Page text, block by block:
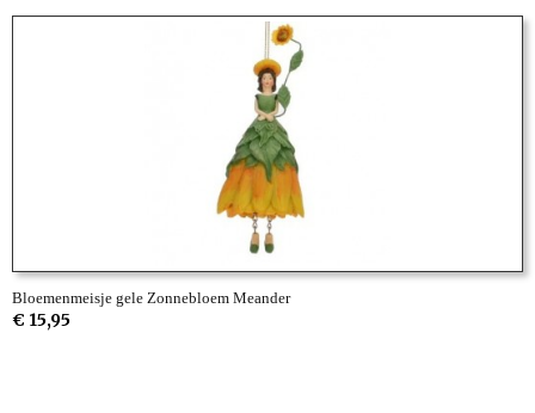
Bloemenmeisje gele Zonnebloem Meander
€ 15,95